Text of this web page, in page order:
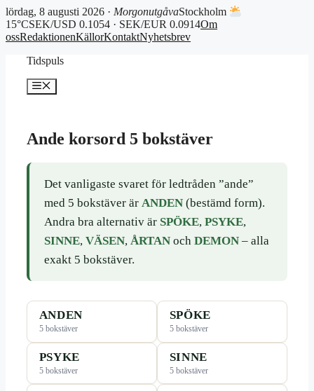
lördag, 8 augusti 2026 · MorgonutgåvaStockholm
15°CSEK/USD 0.1054 · SEK/EUR 0.0914Om
ossRedaktionenKällorKontaktNyhetsbrev
Tidspuls
Meny
Ande korsord 5 bokstäver
Det vanligaste svaret för ledtråden ”ande”
med 5 bokstäver är ANDEN(bestämd form).
Andra bra alternativ är SPÖKE, PSYKE,
SINNE, VÄSEN, ÅRTANoch DEMON– alla
exakt 5 bokstäver.
ANDEN
5 bokstäver
SPÖKE
5 bokstäver
PSYKE
5 bokstäver
SINNE
5 bokstäver